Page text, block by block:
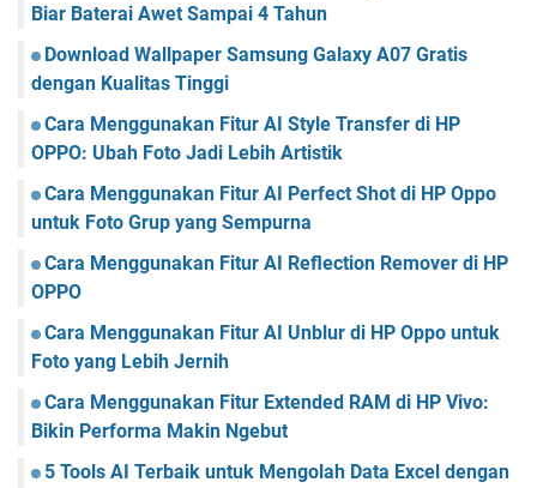
Biar Baterai Awet Sampai 4 Tahun
Download Wallpaper Samsung Galaxy A07 Gratis
dengan Kualitas Tinggi
Cara Menggunakan Fitur AI Style Transfer di HP
OPPO: Ubah Foto Jadi Lebih Artistik
Cara Menggunakan Fitur AI Perfect Shot di HP Oppo
untuk Foto Grup yang Sempurna
Cara Menggunakan Fitur AI Reflection Remover di HP
OPPO
Cara Menggunakan Fitur AI Unblur di HP Oppo untuk
Foto yang Lebih Jernih
Cara Menggunakan Fitur Extended RAM di HP Vivo:
Bikin Performa Makin Ngebut
5 Tools AI Terbaik untuk Mengolah Data Excel dengan